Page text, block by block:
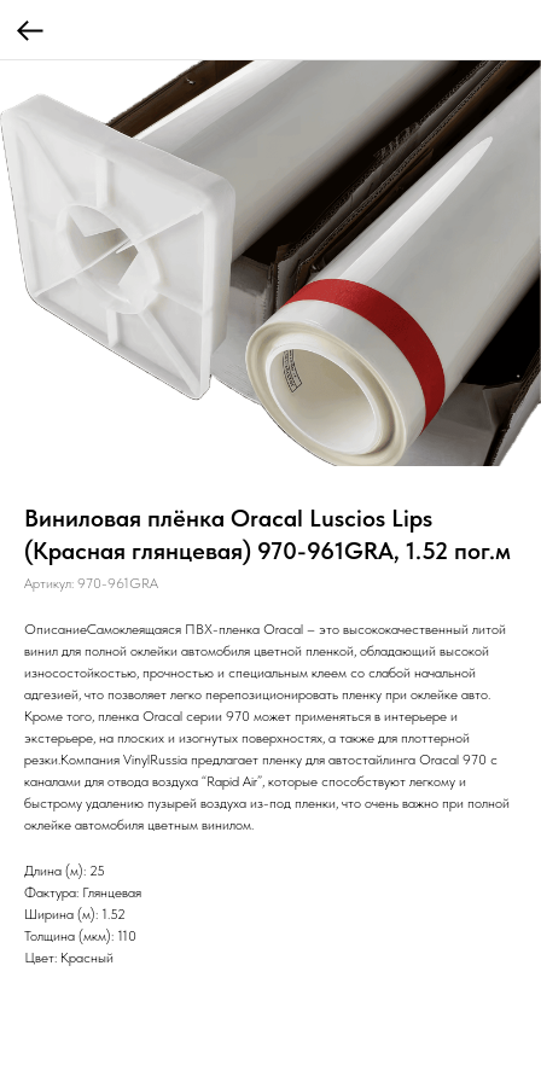
Виниловая плёнка Oracal Luscios Lips
(Красная глянцевая) 970-961GRA, 1.52 пог.м
Артикул: 970-961GRA
ОписаниеСамоклеящаяся ПВХ-пленка Oracal – это высококачественный литой
винил для полной оклейки автомобиля цветной пленкой, обладающий высокой
износостойкостью, прочностью и специальным клеем со слабой начальной
адгезией, что позволяет легко перепозиционировать пленку при оклейке авто.
Кроме того, пленка Oracal серии 970 может применяться в интерьере и
экстерьере, на плоских и изогнутых поверхностях, а также для плоттерной
резки.Компания VinylRussia предлагает пленку для автостайлинга Oracal 970 c
каналами для отвода воздуха “Rapid Air”, которые способствуют легкому и
быстрому удалению пузырей воздуха из-под пленки, что очень важно при полной
оклейке автомобиля цветным винилом.
Длина (м): 25
Фактура: Глянцевая
Ширина (м): 1.52
Толщина (мкм): 110
Цвет: Красный